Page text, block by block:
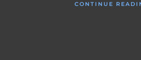
CONTINUE